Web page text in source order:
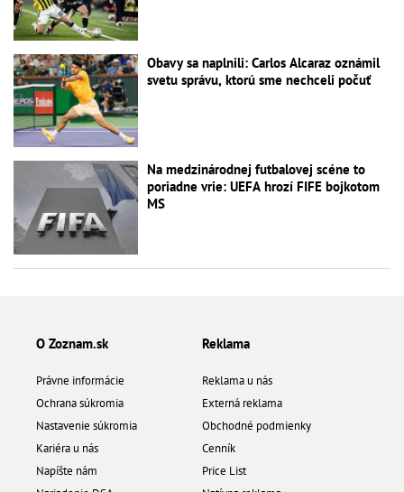
Obavy sa naplnili: Carlos Alcaraz oznámil
svetu správu, ktorú sme nechceli počuť
Na medzinárodnej futbalovej scéne to
poriadne vrie: UEFA hrozí FIFE bojkotom
MS
O Zoznam.sk
Právne informácie
Ochrana súkromia
Nastavenie súkromia
Kariéra u nás
Napíšte nám
Reklama
Reklama u nás
Externá reklama
Obchodné podmienky
Cenník
Price List